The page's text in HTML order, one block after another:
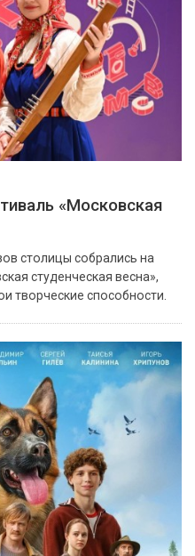
«Московская
столицы собрались на
студенческая весна»,
творческие способности.